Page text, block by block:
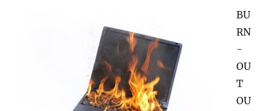
BU
RN
-
OU
T
OU